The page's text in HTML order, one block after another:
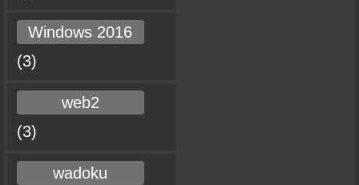
Windows 2016
(3)
web2
(3)
wadoku